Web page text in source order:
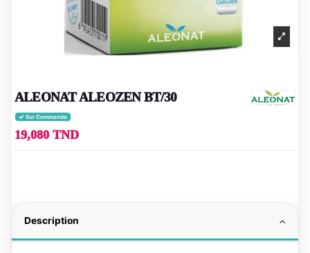
ALEONAT ALEOZEN BT/30
Sur Commande
19,080 TND
Description